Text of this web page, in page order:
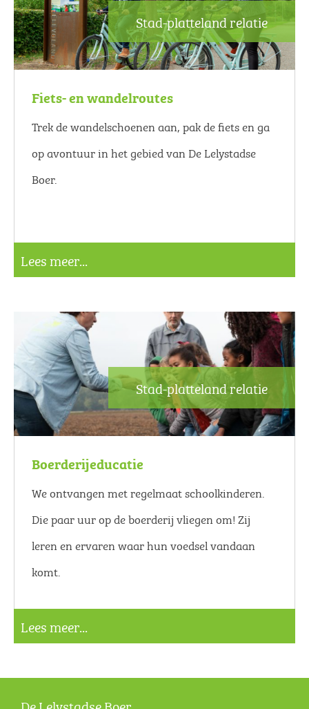
Stad-platteland relatie
Fiets- en wandelroutes
Trek de wandelschoenen aan, pak de fiets en ga
op avontuur in het gebied van De Lelystadse
Boer.
Lees meer...
Stad-platteland relatie
Boerderijeducatie
We ontvangen met regelmaat schoolkinderen.
Die paar uur op de boerderij vliegen om! Zij
leren en ervaren waar hun voedsel vandaan
komt.
Lees meer...